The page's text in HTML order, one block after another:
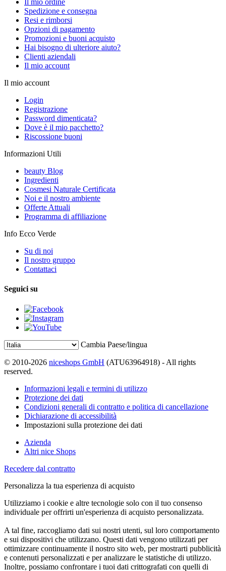
Il mio ordine
Spedizione e consegna
Resi e rimborsi
Opzioni di pagamento
Promozioni e buoni acquisto
Hai bisogno di ulteriore aiuto?
Clienti aziendali
Il mio account
Il mio account
Login
Registrazione
Password dimenticata?
Dove è il mio pacchetto?
Riscossione buoni
Informazioni Utili
beauty Blog
Ingredienti
Cosmesi Naturale Certificata
Noi e il nostro ambiente
Offerte Attuali
Programma di affiliazione
Info Ecco Verde
Su di noi
Il nostro gruppo
Contattaci
Seguici su
Cambia Paese/lingua
© 2010-2026 niceshops GmbH (ATU63964918) - All rights
reserved.
Informazioni legali e termini di utilizzo
Protezione dei dati
Condizioni generali di contratto e politica di cancellazione
Dichiarazione di accessibilità
Impostazioni sulla protezione dei dati
Azienda
Altri nice Shops
Recedere dal contratto
Personalizza la tua esperienza di acquisto
Utilizziamo i cookie e altre tecnologie solo con il tuo consenso
individuale per offrirti un'esperienza di acquisto personalizzata.
A tal fine, raccogliamo dati sui nostri utenti, sul loro comportamento
e sui dispositivi che utilizzano. Questi dati vengono utilizzati per
ottimizzare continuamente il nostro sito web, per mostrarti pubblicità
e contenuti personalizzati e per analizzare le statistiche di utilizzo.
Inoltre, possiamo confrontare i tuoi dati crittografati con quelli di